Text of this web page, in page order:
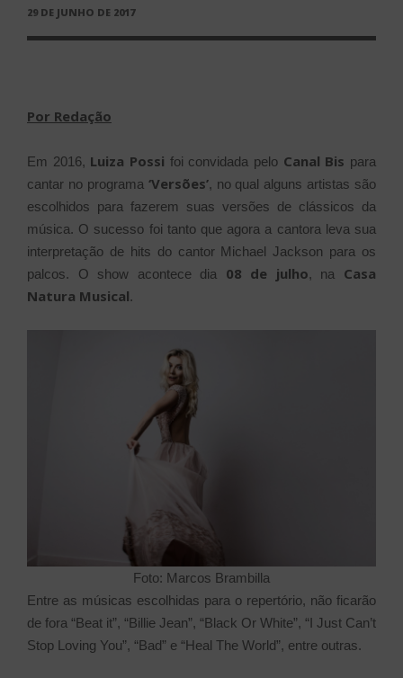
PUBLICADO
29 DE JUNHO DE 2017
Por Redação
Em 2016, Luiza Possi foi convidada pelo Canal Bis para
cantar no programa‘Versões’, no qual alguns artistas são
escolhidos para fazerem suas versões de clássicos da
música. O sucesso foi tanto que agora a cantora leva sua
interpretação de hits do cantor Michael Jackson para os
palcos. O show acontece dia 08 de julho, na Casa
Natura Musical.
Foto: Marcos Brambilla
Entre as músicas escolhidas para o repertório, não ficarão
de fora “Beat it”, “Billie Jean”, “Black Or White”, “I Just Can’t
Stop Loving You”, “Bad” e “Heal The World”, entre outras.